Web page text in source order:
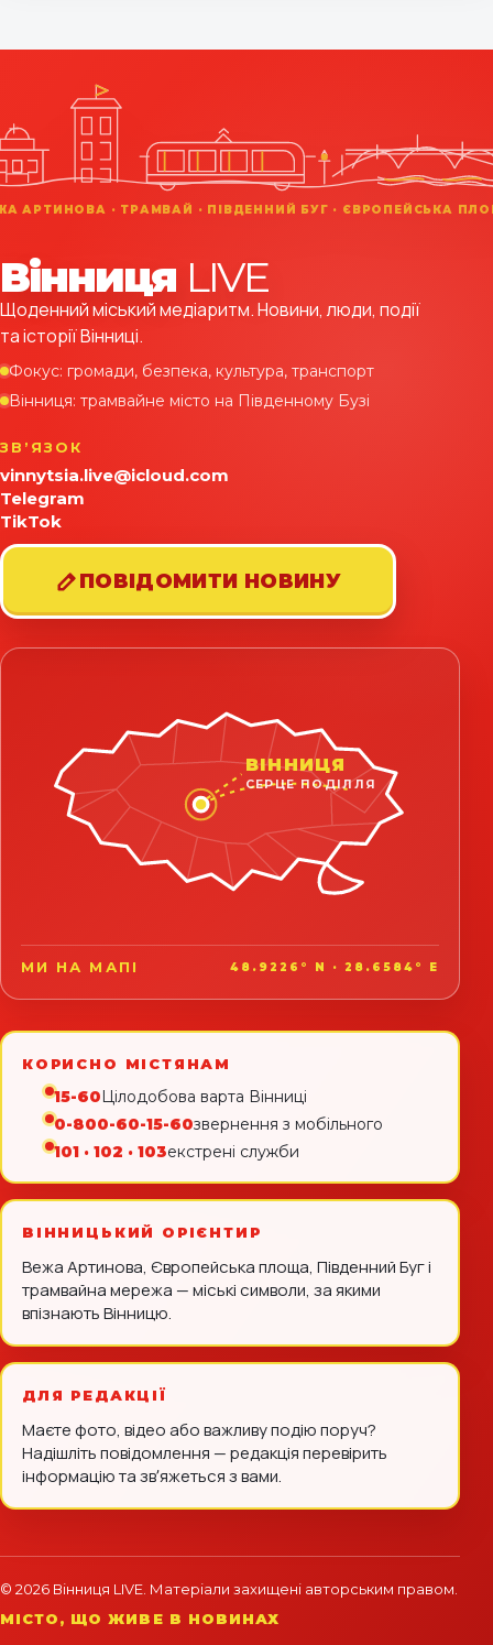
Вінниця LIVE
Щоденний міський медіаритм. Новини, люди, події
та історії Вінниці.
Фокус: громади, безпека, культура, транспорт
Вінниця: трамвайне місто на Південному Бузі
ЗВʼЯЗОК
vinnytsia.live@icloud.com
Telegram
TikTok
ПОВІДОМИТИ НОВИНУ
ВІННИЦЯ
СЕРЦЕ ПОДІЛЛЯ
МИ НА МАПІ 48.9226° N · 28.6584° E
КОРИСНО МІСТЯНАМ
15-60Цілодобова варта Вінниці
0-800-60-15-60звернення з мобільного
101 · 102 · 103екстрені служби
ВІННИЦЬКИЙ ОРІЄНТИР
Вежа Артинова, Європейська площа, Південний Буг і
трамвайна мережа — міські символи, за якими
впізнають Вінницю.
ДЛЯ РЕДАКЦІЇ
Маєте фото, відео або важливу подію поруч?
Надішліть повідомлення — редакція перевірить
інформацію та звʼяжеться з вами.
© 2026 Вінниця LIVE. Матеріали захищені авторським правом.